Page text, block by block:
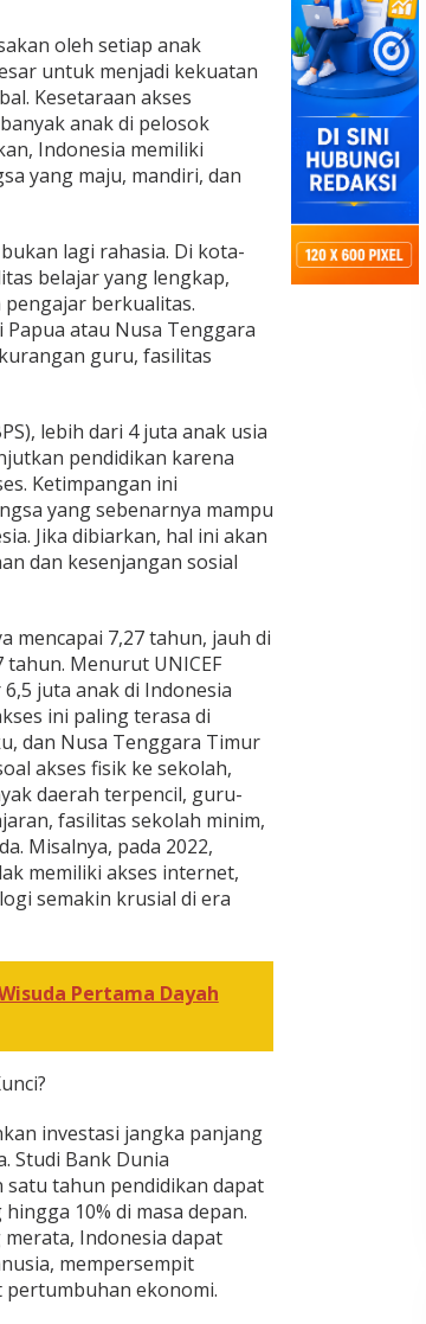
oleh setiap anak
untuk menjadi kekuatan
Kesetaraan akses
anak di pelosok
Indonesia memiliki
yang maju, mandiri, dan
lagi rahasia. Di kota-
belajar yang lengkap,
berkualitas.
atau Nusa Tenggara
guru, fasilitas
lebih dari 4 juta anak usia
pendidikan karena
Ketimpangan ini
yang sebenarnya mampu
Jika dibiarkan, hal ini akan
dan kesenjangan sosial
mencapai 7,27 tahun, jauh di
Menurut UNICEF
juta anak di Indonesia
ini paling terasa di
dan Nusa Tenggara Timur
akses fisik ke sekolah,
daerah terpencil, guru-
fasilitas sekolah minim,
Misalnya, pada 2022,
memiliki akses internet,
semakin krusial di era
Pertama Dayah
investasi jangka panjang
Studi Bank Dunia
tahun pendidikan dapat
10% di masa depan.
Indonesia dapat
mempersempit
pertumbuhan ekonomi.